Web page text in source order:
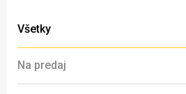
Všetky
Na predaj